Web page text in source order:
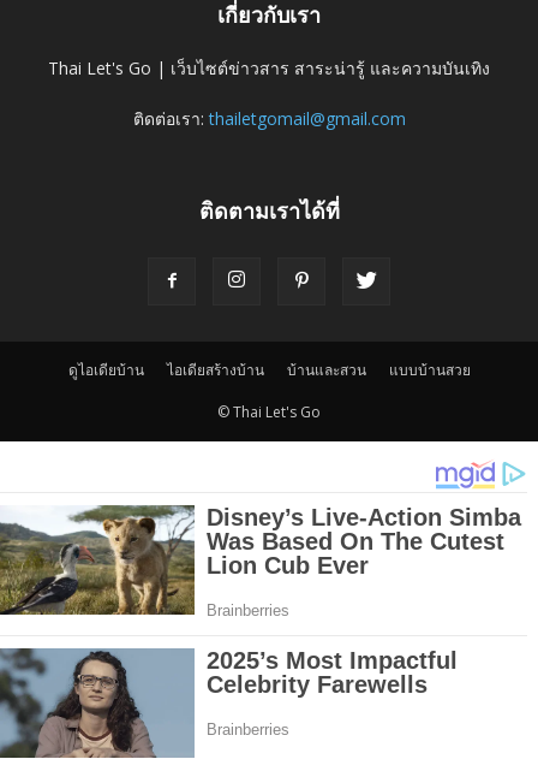
เกี่ยวกับเรา
Thai Let's Go | เว็บไซต์ข่าวสาร สาระน่ารู้ และความบันเทิง
ติดต่อเรา:thailetgomail@gmail.com
ติดตามเราได้ที่
ดูไอเดียบ้าน ไอเดียสร้างบ้าน บ้านและสวน แบบบ้านสวย
© Thai Let's Go